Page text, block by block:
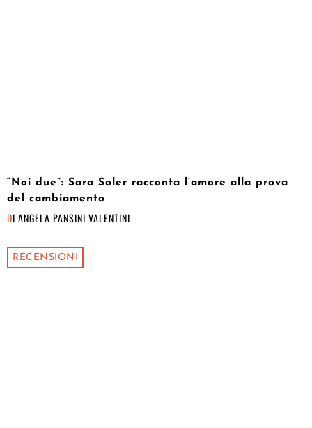
“Noi due”: Sara Soler racconta l’amore alla prova
del cambiamento
DI ANGELA PANSINI VALENTINI
RECENSIONI